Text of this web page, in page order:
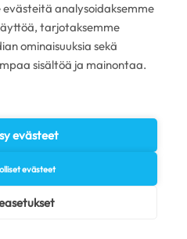
analysoidaksemme
tarjotaksemme
ominaisuuksia sekä
sisältöä ja mainontaa.
evästeet
evästeet